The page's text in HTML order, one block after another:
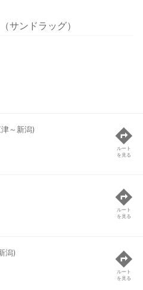
サンドラッグ）
～新潟)
ルート
を見る
ルート
を見る
潟)
ルート
を見る